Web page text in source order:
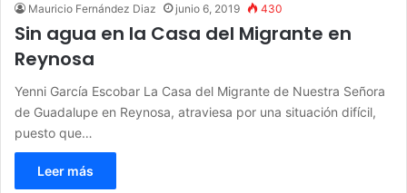
Mauricio Fernández Diaz junio 6, 2019 430
Sin agua en la Casa del Migrante en
Reynosa
Yenni García Escobar La Casa del Migrante de Nuestra Señora
de Guadalupe en Reynosa, atraviesa por una situación difícil,
puesto que…
Leer más